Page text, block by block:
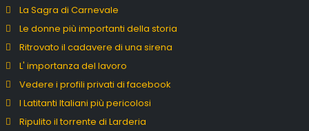
La Sagra di Carnevale
Le donne più importanti della storia
Ritrovato il cadavere di una sirena
L' importanza del lavoro
Vedere i profili privati di facebook
I Latitanti Italiani più pericolosi
Ripulito il torrente di Larderia